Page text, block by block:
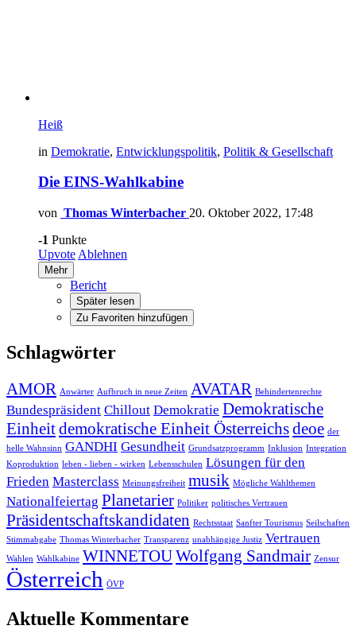
Heiß
in Demokratie, Entwicklungspolitik, Politik & Gesellschaft
Die EINS-Wahlkabine
von Thomas Winterbacher 20. Oktober 2022, 17:48
-1 Punkte
Upvote Ablehnen
Mehr
Bericht
Später lesen
Zu Favoriten hinzufügen
Schlagwörter
AMOR Anwärter Aufbruch in neue Zeiten AVATAR Behindertenrechte
Bundespräsident Chillout Demokratie Demokratische
Einheitdemokratische Einheit Österreichsdeoe der
helle Wahnsinn GANDHI Gesundheit Grundsatzprogramm Inklusion Integration
Koproduktion leben - lieben - wirken Lebensschulen Lösungen für den
Frieden Masterclass Meinungsfreiheit musik Mögliche Wahlthemen
Nationalfeiertag Planetarier Politiker politisches Vertrauen
Präsidentschaftskandidaten Rechtsstaat Sanfter Tourismus Seilschaften
Stimmabgabe Thomas Winterbacher Transparenz unabhängige Justiz Vertrauen
Wahlen Wahlkabine WINNETOUWolfgang Sandmair Zensur
Österreich ÖVP
Aktuelle Kommentare